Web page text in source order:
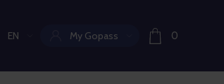
Current language:
EN My Gopass 0